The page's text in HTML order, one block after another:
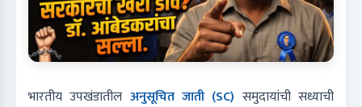
भारतीय उपखंडातील अनुसूचित जाती (SC) समुदायांची सध्याची